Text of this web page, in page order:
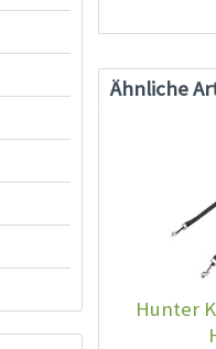
Ähnliche
Hunter